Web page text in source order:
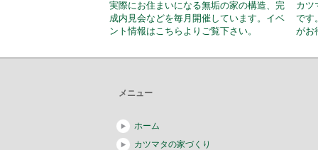
実際にお住まいになる無垢の家の構造、完
成内見会などを毎月開催しています。イベ
ント情報はこちらよりご覧下さい。
カツ
です
がお
メニュー
ホーム
カツマタの家づくり